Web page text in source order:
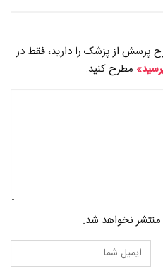
پرسش از پزشک را دارید، فقط در
مطرح کنید.
نخواهد شد.